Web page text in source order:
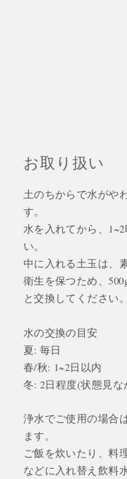
お取り扱い
土のちからで水がや
す。
水を入れてから、
い。
中に入れる土玉は、
衛生を保つため、
と交換してください。
水の交換の目安
夏: 毎日
春/秋: 1~2日以内
冬: 2日程度(状態見な
浄水でご使用の場合
ます。
ご飯を炊いたり、料
などに入れ替え飲料